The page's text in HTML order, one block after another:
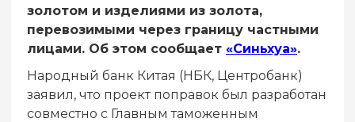
золотом и изделиями из золота,
перевозимыми через границу частными
лицами. Об этом сообщает «Синьхуа».
Народный банк Китая (НБК, Центробанк)
заявил, что проект поправок был разработан
совместно с Главным таможенным